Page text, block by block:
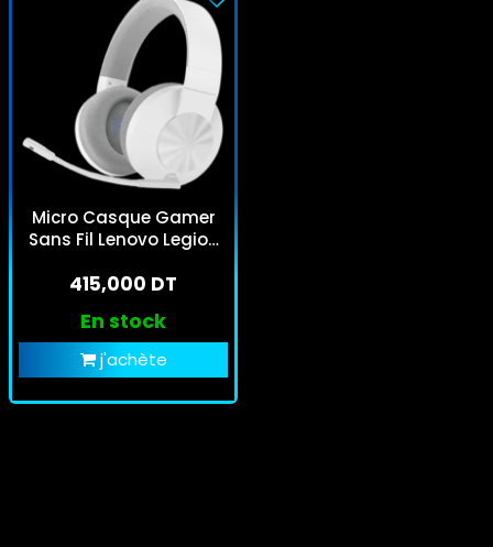
Micro Casque Gamer
Sans Fil Lenovo Legion
415,000 DT
En stock
j'achète